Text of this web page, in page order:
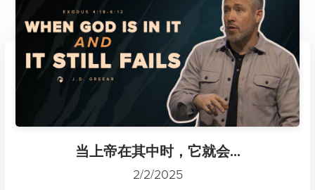
当上帝在其中时，它就会...
2/2/2025